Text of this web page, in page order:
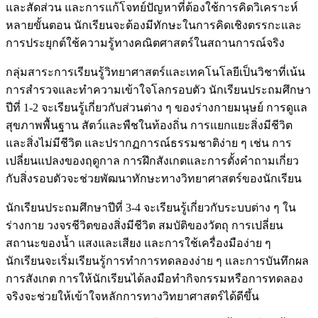
และสัดส่วน และการแก้โจทย์ปัญหาที่ต้องใช้การคิดวิเคราะห์
หลายขั้นตอน นักเรียนจะต้องมีทักษะในการคิดเชิงตรรกะและ
การประยุกต์ใช้ความรู้ทางคณิตศาสตร์ในสถานการณ์จริง
กลุ่มสาระการเรียนรู้วิทยาศาสตร์และเทคโนโลยีเป็นวิชาที่เน้น
การสำรวจและทำความเข้าใจโลกรอบตัว นักเรียนประถมศึกษา
ปีที่ 1-2 จะเรียนรู้เกี่ยวกับส่วนต่าง ๆ ของร่างกายมนุษย์ การดูแล
สุขภาพพื้นฐาน สัตว์และพืชในท้องถิ่น การแยกแยะสิ่งมีชีวิต
และสิ่งไม่มีชีวิต และปรากฏการณ์ธรรมชาติง่าย ๆ เช่น การ
เปลี่ยนแปลงของฤดูกาล การฝึกสังเกตและการตั้งคำถามเกี่ยว
กับสิ่งรอบตัวจะช่วยพัฒนาทักษะทางวิทยาศาสตร์ของนักเรียน
นักเรียนประถมศึกษาปีที่ 3-4 จะเรียนรู้เกี่ยวกับระบบต่าง ๆ ใน
ร่างกาย วงจรชีวิตของสิ่งมีชีวิต สมบัติของวัตถุ การเปลี่ยน
สถานะของน้ำ แสงและเสียง และการใช้เครื่องมือง่าย ๆ
นักเรียนจะเริ่มเรียนรู้การทำการทดลองง่าย ๆ และการบันทึกผล
การสังเกต การให้นักเรียนได้ลงมือทำกิจกรรมหรือการทดลอง
จริงจะช่วยให้เข้าใจหลักการทางวิทยาศาสตร์ได้ดีขึ้น